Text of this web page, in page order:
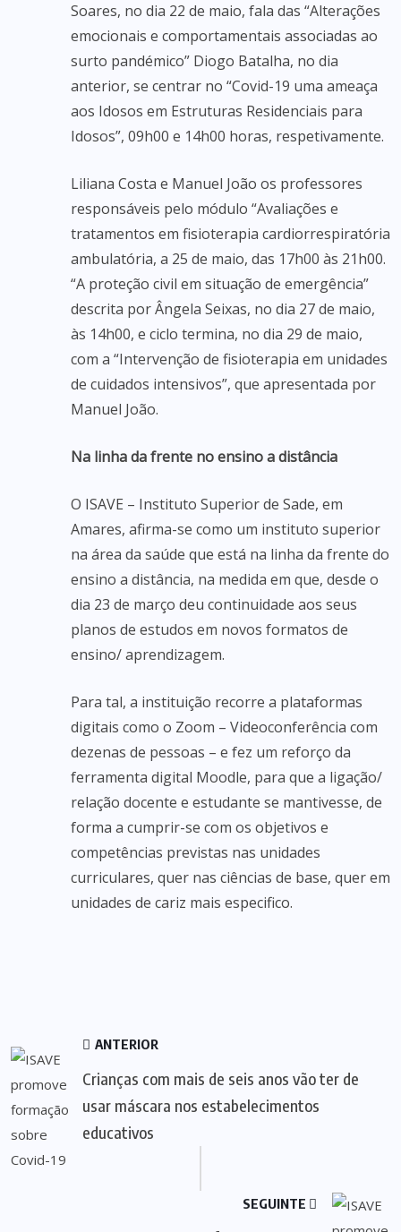
Soares, no dia 22 de maio, fala das “Alterações
emocionais e comportamentais associadas ao
surto pandémico” Diogo Batalha, no dia
anterior, se centrar no “Covid-19 uma ameaça
aos Idosos em Estruturas Residenciais para
Idosos”, 09h00 e 14h00 horas, respetivamente.
Liliana Costa e Manuel João os professores
responsáveis pelo módulo “Avaliações e
tratamentos em fisioterapia cardiorrespiratória
ambulatória, a 25 de maio, das 17h00 às 21h00.
“A proteção civil em situação de emergência”
descrita por Ângela Seixas, no dia 27 de maio,
às 14h00, e ciclo termina, no dia 29 de maio,
com a “Intervenção de fisioterapia em unidades
de cuidados intensivos”, que apresentada por
Manuel João.
Na linha da frente no ensino a distância
O ISAVE – Instituto Superior de Sade, em
Amares, afirma-se como um instituto superior
na área da saúde que está na linha da frente do
ensino a distância, na medida em que, desde o
dia 23 de março deu continuidade aos seus
planos de estudos em novos formatos de
ensino/ aprendizagem.
Para tal, a instituição recorre a plataformas
digitais como o Zoom – Videoconferência com
dezenas de pessoas – e fez um reforço da
ferramenta digital Moodle, para que a ligação/
relação docente e estudante se mantivesse, de
forma a cumprir-se com os objetivos e
competências previstas nas unidades
curriculares, quer nas ciências de base, quer em
unidades de cariz mais especifico.
ANTERIOR
Crianças com mais de seis anos vão ter de
usar máscara nos estabelecimentos
educativos
SEGUINTE